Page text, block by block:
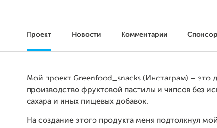
Проект Новости Комментарии
Мой проект Greenfood_snacks (Инстаграм) – это
производство фруктовой пастилы и чипсов без
сахара и иных пищевых добавок.
На создание этого продукта меня подтолкнул